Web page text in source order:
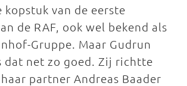
van de eerste
de RAF, ook wel bekend als
Gruppe. Maar Gudrun
dat net zo goed. Zij richtte
partner Andreas Baader